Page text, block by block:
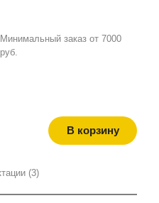
Минимальный заказ от 7000
руб.
В корзину
(3)